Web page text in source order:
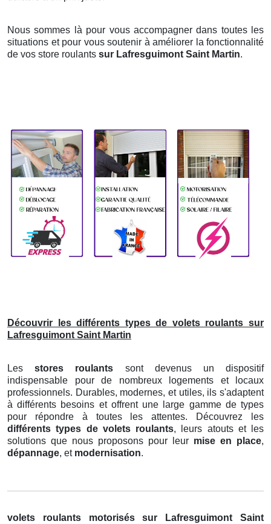
Nous sommes là pour vous accompagner dans toutes les
situations et pour vous soutenir à améliorer la fonctionnalité
de vos store roulants sur Lafresguimont Saint Martin.
Découvrir les différents types de volets roulants sur
Lafresguimont Saint Martin
Lesstores roulants sont devenus un dispositif
indispensable pour de nombreux logements et locaux
professionnels. Durables, modernes, et utiles, ils s'adaptent
à différents besoins et offrent une large gamme de types
pour répondre à toutes les attentes. Découvrez les
différents types de volets roulants, leurs atouts et les
solutions que nous proposons pour leur mise en place,
dépannage, et modernisation.
volets roulants motorisés sur Lafresguimont Saint